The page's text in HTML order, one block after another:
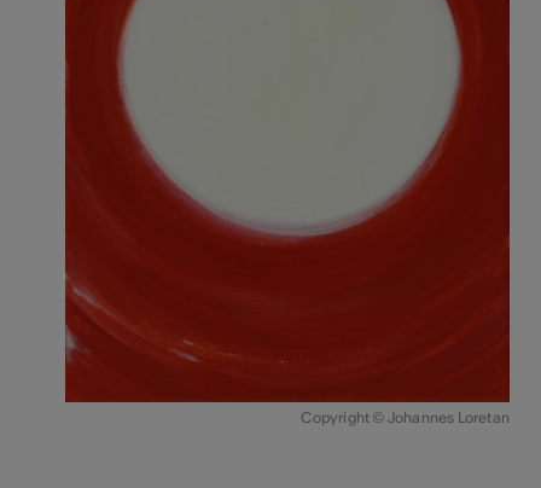
Copyright © Johannes Loretan